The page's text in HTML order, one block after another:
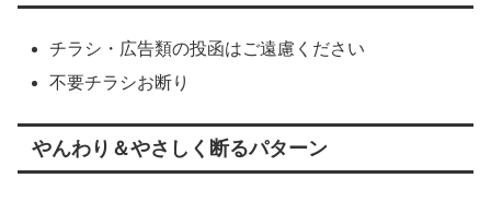
チラシ・広告類の投函はご遠慮ください
不要チラシお断り
やんわり＆やさしく断るパターン